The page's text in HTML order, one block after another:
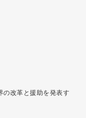
の改革と援助を発表す